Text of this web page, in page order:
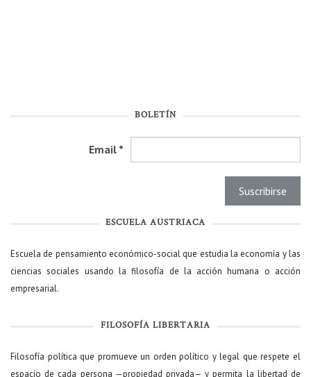
BOLETÍN
Email *
ESCUELA AUSTRIACA
Escuela de pensamiento económico-social que estudia la economía y las
ciencias sociales usando la filosofía de la acción humana o acción
empresarial.
FILOSOFÍA LIBERTARIA
Filosofía política que promueve un orden político y legal que respete el
espacio de cada persona —propiedad privada— y permita la libertad de